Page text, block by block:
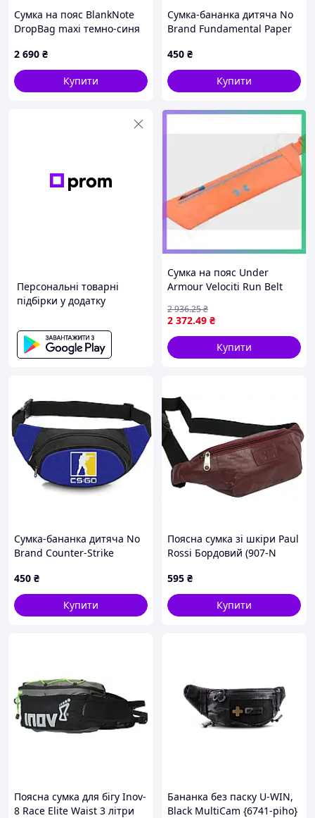
Сумка на пояс BlankNote
DropBag maxi темно-синя
2 690 ₴
Купити
Сумка-бананка дитяча No
Brand Fundamental Paper
Чорний (4713)
450 ₴
Купити
Персональні товарні
підбірки у додатку
Сумка на пояс Under
Armour Velociti Run Belt
см для спорту унісекс
функціональ SKU_1388914-
824
2 372.49 ₴
2 936.25₴
Купити
Сумка-бананка дитяча No
Brand Counter-Strike
450 ₴
Купити
Поясна сумка зі шкіри Paul
Rossi Бордовий (907-N
595 ₴
Купити
Поясна сумка для бігу Inov-
8 Race Elite Waist 3 літри
Бананка без паску U-WIN,
Black MultiCam {6741-piho}